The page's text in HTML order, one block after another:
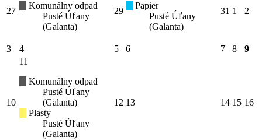
27
Komunálny odpad
Pusté Úľany
(Galanta)
29
Papier
Pusté Úľany
(Galanta)
31 1 2
3 4 5 6 7 8 9
10
11
Komunálny odpad
Pusté Úľany
(Galanta)
Plasty
Pusté Úľany
(Galanta)
12 13 14 15 16